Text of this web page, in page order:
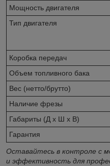
Мощность двигателя
Тип двигателя
Коробка передач
Объем топливного бака
Вес (нетто/брутто)
Наличие фрезы
Габариты (Д х Ш х В)
Гарантия
Оставайтесь в контроле с
и эффективность для